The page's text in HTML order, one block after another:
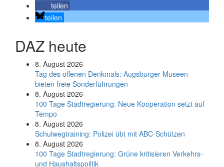
teilen
teilen
DAZ heute
8. August 2026
Tag des offenen Denkmals: Augsburger Museen
bieten freie Sonderführungen
8. August 2026
100 Tage Stadtregierung: Neue Kooperation setzt auf
Tempo
8. August 2026
Schul­weg­trai­ning: Poli­zei übt mit ABC-Schüt­zen
8. August 2026
100 Tage Stadtregierung: Grüne kritisieren Verkehrs-
und Haushaltspolitik